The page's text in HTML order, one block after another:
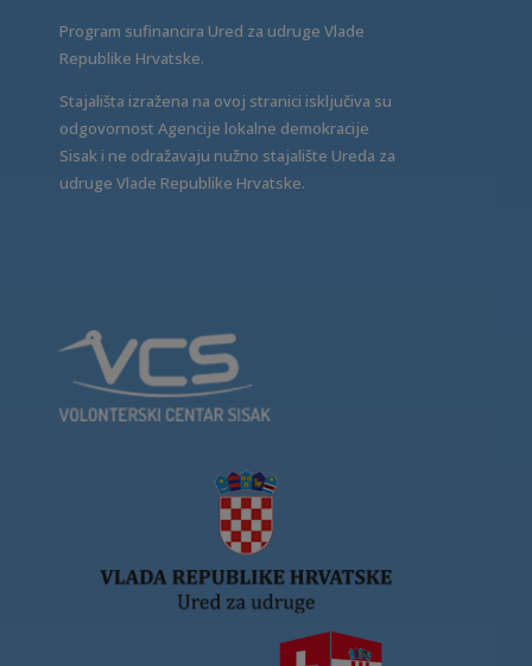
Program sufinancira Ured za udruge Vlade
Republike Hrvatske.
Stajališta izražena na ovoj stranici isključiva su
odgovornost Agencije lokalne demokracije
Sisak i ne odražavaju nužno stajalište Ureda za
udruge Vlade Republike Hrvatske.